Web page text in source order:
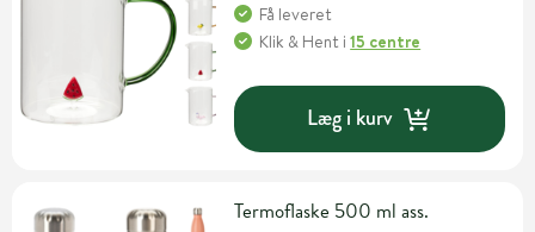
Få leveret
Klik & Hent i15 centre
Læg i kurv
Termoflaske 500 ml ass.